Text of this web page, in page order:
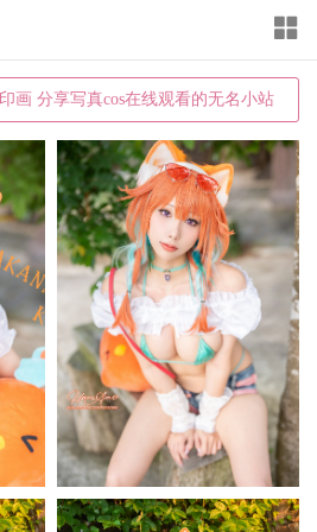
画 分享写真cos在线观看的无名小站
T
o
g
g
e
n
a
i
g
a
t
i